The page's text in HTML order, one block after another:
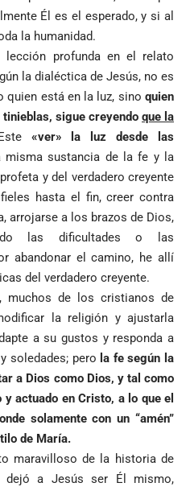
Él es el esperado, y si al
la humanidad.
lección profunda en el relato
la dialéctica de Jesús, no es
quien está en la luz, sino quien
tinieblas, sigue creyendo que la
«ver» la luz desde las
misma sustancia de la fe y la
y del verdadero creyente
hasta el fin, creer contra
arrojarse a los brazos de Dios,
las dificultades o las
abandonar el camino, he allí
del verdadero creyente.
muchos de los cristianos de
la religión y ajustarla
a su gustos y responda a
soledades; pero la fe según la
a Dios como Dios, y tal como
y actuado en Cristo, a lo que el
solamente con un “amén”
de María.
maravilloso de la historia de
dejó a Jesús ser Él mismo,